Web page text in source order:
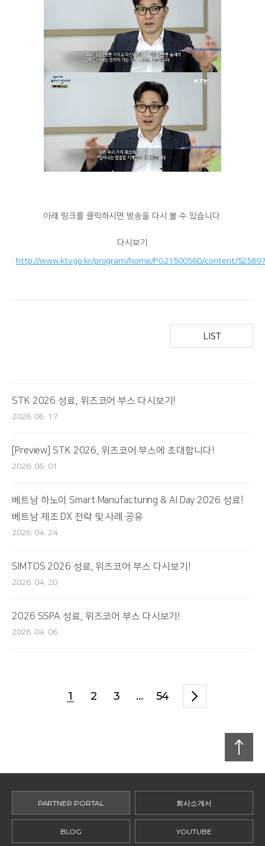
아래 링크를 클릭하시면 방송을 다시 볼 수 있습니다.
다시보기
: http://www.ktv.go.kr/program/home/PG2150056D/content/525897
LIST
STK 2026 성료, 위즈코어 부스 다시보기!
2026. 06. 17
[Preview] STK 2026, 위즈코어 부스에 초대합니다!
2026. 06. 01
베트남 하노이 Smart Manufacturing & AI Day 2026 성료!
베트남 제조 DX 전략 및 사례 공유
2026. 04. 24
SIMTOS 2026 성료, 위즈코어 부스 다시보기!
2026. 04. 20
2026 SSPA 성료, 위즈코어 부스 다시보기!
2026. 04. 06
1 2 3 ... 54
PARTNER PORTAL 회사소개서
BLOG YOUTUBE